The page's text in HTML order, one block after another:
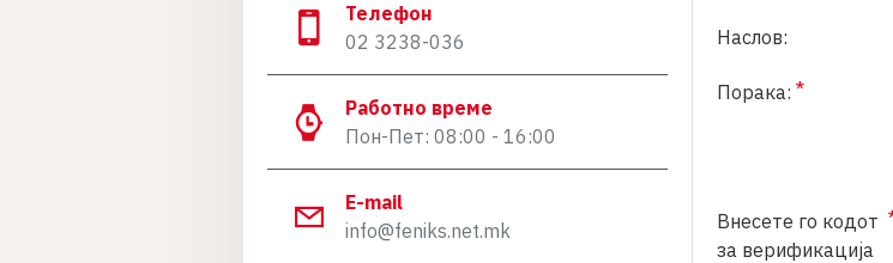
Телефон
02 3238-036
Работно време
Пон-Пет: 08:00 - 16:00
E-mail
info@feniks.net.mk
Наслов:
Порака:
Внесете го кодот
за верификација